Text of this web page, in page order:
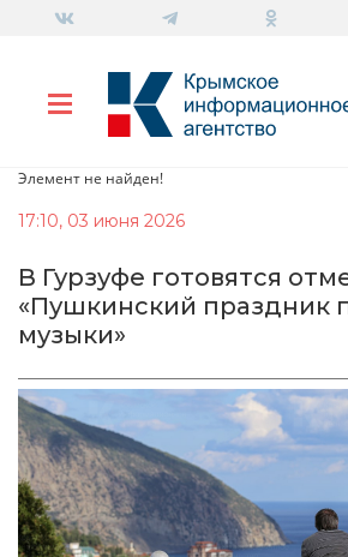
Элемент не найден!
17:10, 03 июня 2026
В Гурзуфе готовятся
«Пушкинский праздник
музыки»